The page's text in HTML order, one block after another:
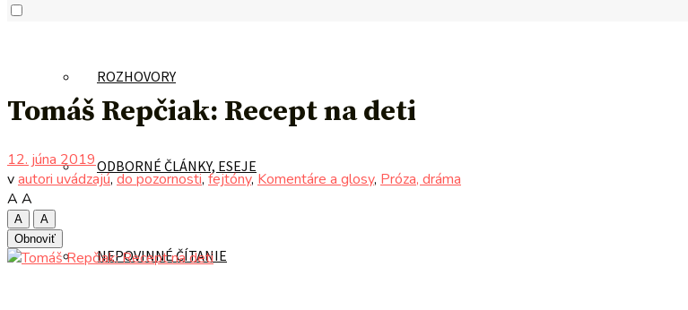
ROZHOVORY
ODBORNÉ ČLÁNKY, ESEJE
NEPOVINNÉ ČÍTANIE
Tomáš Repčiak: Recept na deti
12. júna 2019
vautori uvádzajú,do pozornosti,fejtóny,Komentáre a glosy, Próza, dráma
A A
A
A
Obnoviť